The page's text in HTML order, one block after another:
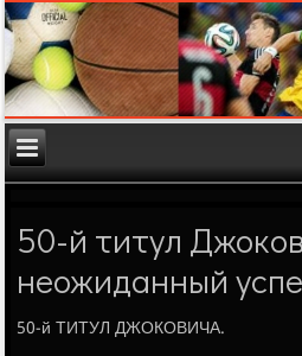
50-й титул
неожиданный
50-й ТИТУЛ ДЖОКОВИЧА.